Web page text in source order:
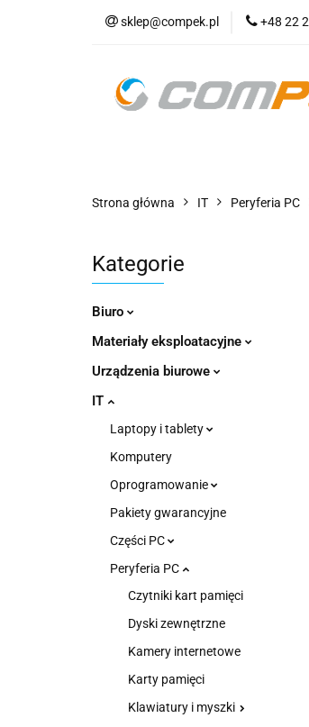
sklep@compek.pl +48 22
Strona główna IT Peryferia PC
Kategorie
Biuro
Materiały eksploatacyjne
Urządzenia biurowe
IT
Laptopy i tablety
Komputery
Oprogramowanie
Pakiety gwarancyjne
Części PC
Peryferia PC
Czytniki kart pamięci
Dyski zewnętrzne
Kamery internetowe
Karty pamięci
Klawiatury i myszki